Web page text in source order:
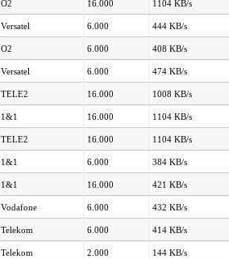
O2 16.000 1104 KB/s
Versatel 6.000 444 KB/s
O2 6.000 408 KB/s
Versatel 6.000 474 KB/s
TELE2 16.000 1008 KB/s
1&1 16.000 1104 KB/s
TELE2 16.000 1104 KB/s
1&1 6.000 384 KB/s
1&1 16.000 421 KB/s
Vodafone 6.000 432 KB/s
Telekom 6.000 414 KB/s
Telekom 2.000 144 KB/s